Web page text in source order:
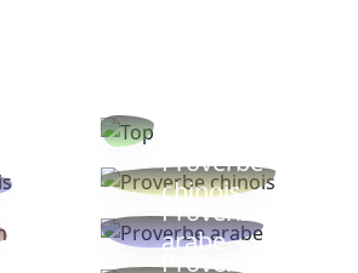
Proverbe
chinois
Proverbe
arabe
Proverbe